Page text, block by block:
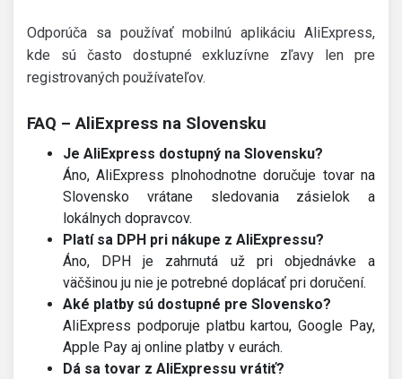
Odporúča sa používať mobilnú aplikáciu AliExpress,
kde sú často dostupné exkluzívne zľavy len pre
registrovaných používateľov.
FAQ – AliExpress na Slovensku
Je AliExpress dostupný na Slovensku?
Áno, AliExpress plnohodnotne doručuje tovar na
Slovensko vrátane sledovania zásielok a
lokálnych dopravcov.
Platí sa DPH pri nákupe z AliExpressu?
Áno, DPH je zahrnutá už pri objednávke a
väčšinou ju nie je potrebné doplácať pri doručení.
Aké platby sú dostupné pre Slovensko?
AliExpress podporuje platbu kartou, Google Pay,
Apple Pay aj online platby v eurách.
Dá sa tovar z AliExpressu vrátiť?